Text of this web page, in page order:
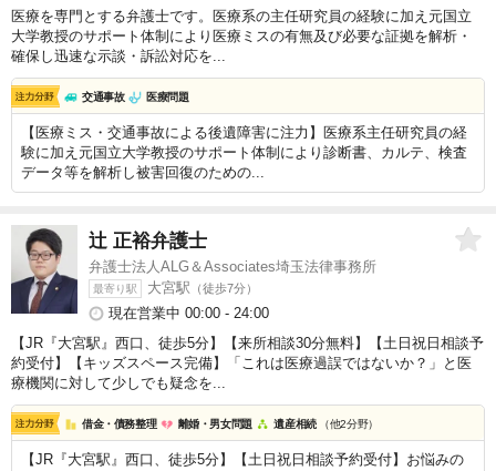
医療を専門とする弁護士です。医療系の主任研究員の経験に加え元国立
大学教授のサポート体制により医療ミスの有無及び必要な証拠を解析・
確保し迅速な示談・訴訟対応を...
交通事故 医療問題
【医療ミス・交通事故による後遺障害に注力】医療系主任研究員の経
験に加え元国立大学教授のサポート体制により診断書、カルテ、検査
データ等を解析し被害回復のための...
辻 正裕弁護士
弁護士法人ALG＆Associates埼玉法律事務所
最寄り駅 大宮駅 （徒歩7分）
現在営業中 00:00 - 24:00
【JR『大宮駅』西口、徒歩5分】【来所相談30分無料】【土日祝日相談予
約受付】【キッズスペース完備】「これは医療過誤ではないか？」と医
療機関に対して少しでも疑念を...
借金・債務整理 離婚・男女問題 遺産相続 （他2分野）
【JR『大宮駅』西口、徒歩5分】【土日祝日相談予約受付】お悩みの